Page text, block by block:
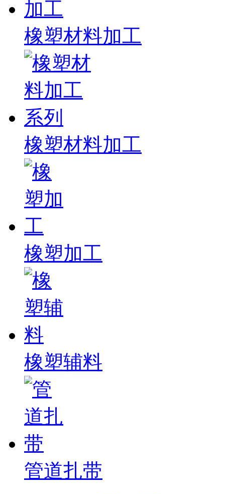
橡塑材料加工
橡塑材料加工
橡塑加工
橡塑辅料
管道扎带